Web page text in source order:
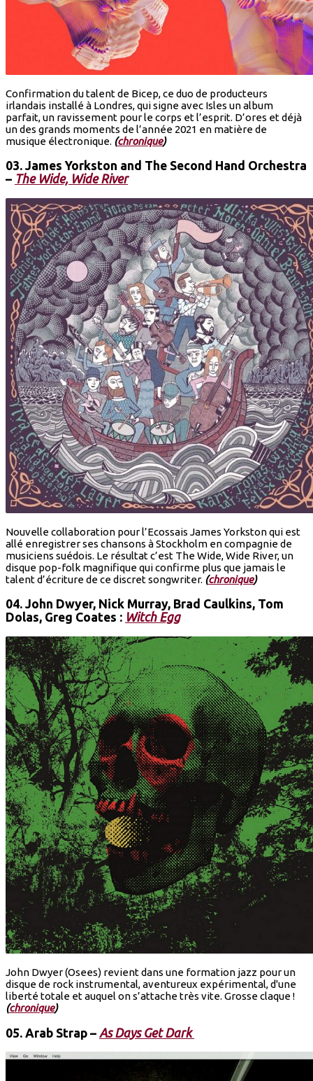
Confirmation du talent de Bicep, ce duo de producteurs
irlandais installé à Londres, qui signe avec Isles un album
parfait, un ravissement pour le corps et l’esprit. D’ores et déjà
un des grands moments de l’année 2021 en matière de
musique électronique. (chronique)
03. James Yorkston and The Second Hand Orchestra
– The Wide, Wide River
Nouvelle collaboration pour l’Ecossais James Yorkston qui est
allé enregistrer ses chansons à Stockholm en compagnie de
musiciens suédois. Le résultat c’est The Wide, Wide River, un
disque pop-folk magnifique qui confirme plus que jamais le
talent d’écriture de ce discret songwriter. (chronique)
04. John Dwyer, Nick Murray, Brad Caulkins, Tom
Dolas, Greg Coates : Witch Egg
John Dwyer (Osees) revient dans une formation jazz pour un
disque de rock instrumental, aventureux expérimental, d'une
liberté totale et auquel on s’attache très vite. Grosse claque !
(chronique)
05. Arab Strap – As Days Get Dark